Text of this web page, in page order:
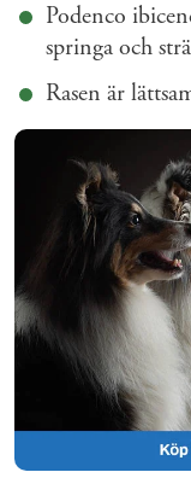
Podenco
springa och
Rasen är